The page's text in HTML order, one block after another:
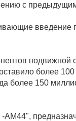
с
введение
подвижной
более
более 150
-АМ44",